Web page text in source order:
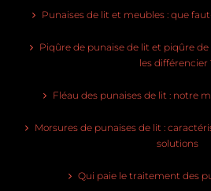
Punaises de lit et meubles : que
Piqûre de punaise de lit et piqûre
les différencier
Fléau des punaises de lit : notre
Morsures de punaises de lit :
solutions
Qui paie le traitement des